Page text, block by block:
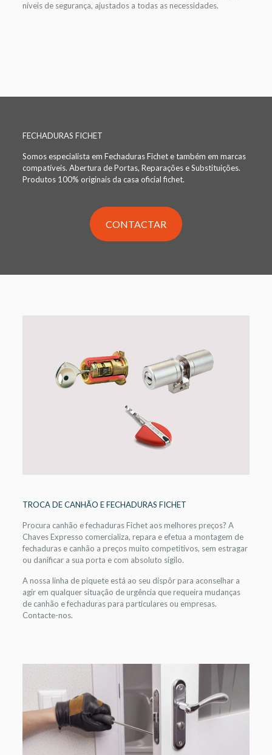
níveis de segurança, ajustados a todas as necessidades.
FECHADURAS FICHET
Somos especialista em Fechaduras Fichet e também em marcas
compatíveis. Abertura de Portas, Reparações e Substituições.
Produtos 100% originais da casa oficial fichet.
CONTACTAR
TROCA DE CANHÃO E FECHADURAS FICHET
Procura canhão e fechaduras Fichet aos melhores preços? A
Chaves Expresso comercializa, repara e efetua a montagem de
fechaduras e canhão a preços muito competitivos, sem estragar
ou danificar a sua porta e com absoluto sigilo.
A nossa linha de piquete está ao seu dispôr para aconselhar a
agir em qualquer situação de urgência que requeira mudanças
de canhão e fechaduras para particulares ou empresas.
Contacte-nos.